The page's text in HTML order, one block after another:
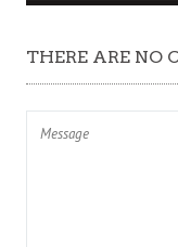
THERE ARE NO